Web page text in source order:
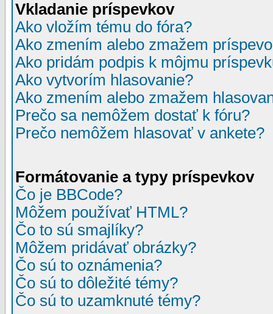
Vkladanie príspevkov
Ako vložím tému do fóra?
Ako zmením alebo zmažem
Ako pridám podpis k môjmu
Ako vytvorím hlasovanie?
Ako zmením alebo zmažem
Prečo sa nemôžem dostať k fóru?
Prečo nemôžem hlasovať v ankete?
Formátovanie a typy príspevkov
Čo je BBCode?
Môžem používať HTML?
Čo to sú smajlíky?
Môžem pridávať obrázky?
Čo sú to oznámenia?
Čo sú to dôležité témy?
Čo sú to uzamknuté témy?